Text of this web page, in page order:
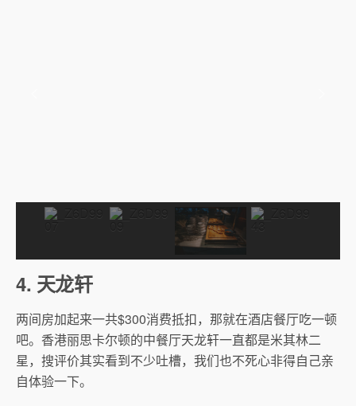
4. 天龙轩
两间房加起来一共$300消费抵扣，那就在酒店餐厅吃一顿
吧。香港丽思卡尔顿的中餐厅天龙轩一直都是米其林二
星，搜评价其实看到不少吐槽，我们也不死心非得自己亲
自体验一下。